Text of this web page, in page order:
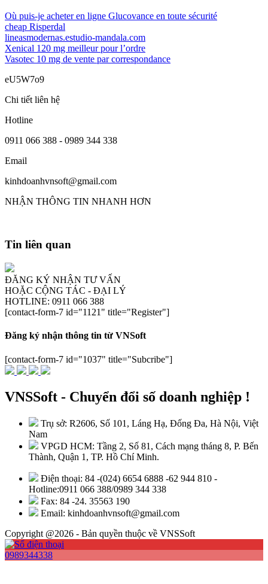
Où puis-je acheter en ligne Glucovance en toute sécurité
cheap Risperdal
lineasmodernas.estudio-mandala.com
Xenical 120 mg meilleur pour l’ordre
Vasotec 10 mg de vente par correspondance
eU5W7o9
Chi tiết liên hệ
Hotline
0911 066 388 - 0989 344 338
Email
kinhdoanhvnsoft@gmail.com
NHẬN THÔNG TIN NHANH HƠN
Tin liên quan
ĐĂNG KÝ NHẬN TƯ VẤN
HOẶC CỘNG TÁC - ĐẠI LÝ
HOTLINE: 0911 066 388
[contact-form-7 id="1121" title="Register"]
Đăng ký nhận thông tin từ VNSoft
[contact-form-7 id="1037" title="Subcribe"]
VNSSoft - Chuyển đổi số doanh nghiệp !
Trụ sở: R2606, Số 101, Láng Hạ, Đống Đa, Hà Nội, Việt
Nam
VPGD HCM: Tầng 2, Số 81, Cách mạng tháng 8, P. Bến
Thành, Quận 1, TP. Hồ Chí Minh.
Điện thoại: 84 -(024) 6654 6888 -62 944 810 -
Hotline:0911 066 388/0989 344 338
Fax: 84 -24. 35563 190
Email: kinhdoanhvnsoft@gmail.com
Copyright @2026 - Bản quyền thuộc về VNSSoft
0989344338